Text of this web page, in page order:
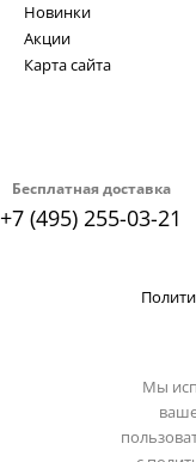
Бесплатная доставка
+7 (495) 255-03-21
Новинки
Акции
Карта сайта
Мы